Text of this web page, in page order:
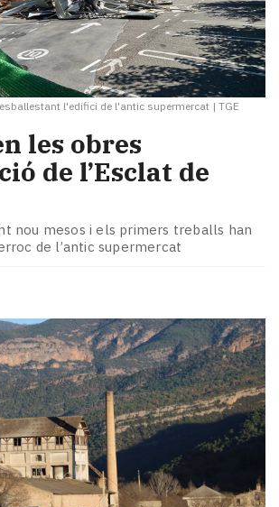
l'edifici de l'antic supermercat | TGE
les obres
de l’Esclat de
nou mesos i els primers treballs han
de l’antic supermercat